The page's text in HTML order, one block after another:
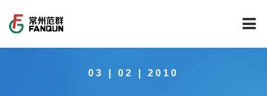
03 | 02 | 2010